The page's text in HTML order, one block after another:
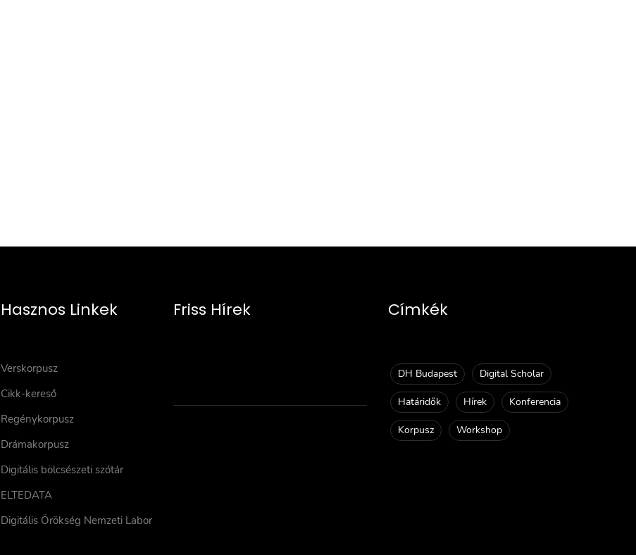
Hasznos Linkek
Verskorpusz
Cikk-kereső
Regénykorpusz
Drámakorpusz
Digitális bölcsészeti szótár
ELTEDATA
Digitális Örökség Nemzeti Labor
Friss Hírek Címkék
DH Budapest Digital Scholar
Határidők Hírek Konferencia
Korpusz Workshop